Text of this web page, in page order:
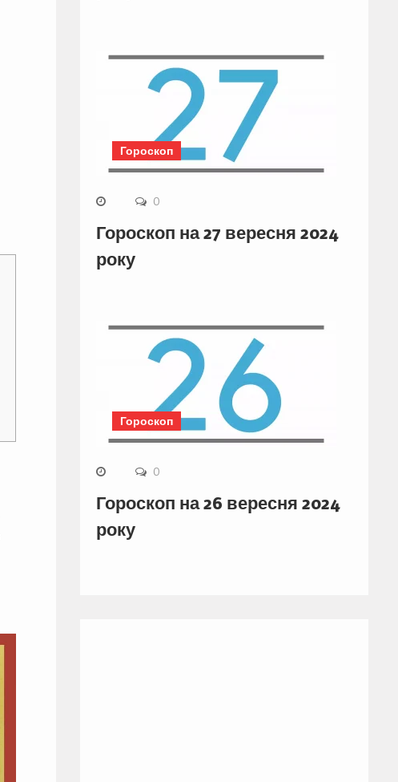
Гороскоп
0
Гороскоп на 27 вересня 2024
року
Гороскоп
0
Гороскоп на 26 вересня 2024
року